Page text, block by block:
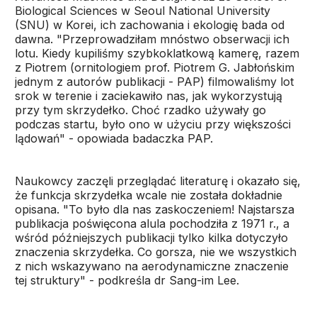
Biological Sciences w Seoul National University
(SNU) w Korei, ich zachowania i ekologię bada od
dawna. "Przeprowadziłam mnóstwo obserwacji ich
lotu. Kiedy kupiliśmy szybkoklatkową kamerę, razem
z Piotrem (ornitologiem prof. Piotrem G. Jabłońskim
jednym z autorów publikacji - PAP) filmowaliśmy lot
srok w terenie i zaciekawiło nas, jak wykorzystują
przy tym skrzydełko. Choć rzadko używały go
podczas startu, było ono w użyciu przy większości
lądowań" - opowiada badaczka PAP.
Naukowcy zaczęli przeglądać literaturę i okazało się,
że funkcja skrzydełka wcale nie została dokładnie
opisana. "To było dla nas zaskoczeniem! Najstarsza
publikacja poświęcona alula pochodziła z 1971 r., a
wśród późniejszych publikacji tylko kilka dotyczyło
znaczenia skrzydełka. Co gorsza, nie we wszystkich
z nich wskazywano na aerodynamiczne znaczenie
tej struktury" - podkreśla dr Sang-im Lee.